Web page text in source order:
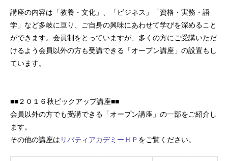
講座の内容は「教養・文化」、「ビジネス」「資格・実務・語
学」など多岐に亘り、ご自身の興味にあわせて学びを深めること
ができます。会員制をとっていますが、多くの方にご受講いただ
けるよう会員以外の方も受講できる「オープン講座」の設置もし
ています。
■■２０１６秋ピックアップ講座■■
会員以外の方でも受講できる「オープン講座」の一部をご紹介し
ます。
その他の講座は リバティアカデミーＨＰ をご覧ください。